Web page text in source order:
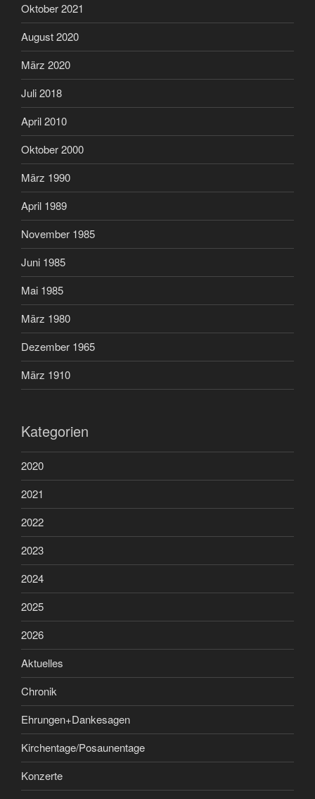
Oktober 2021
August 2020
März 2020
Juli 2018
April 2010
Oktober 2000
März 1990
April 1989
November 1985
Juni 1985
Mai 1985
März 1980
Dezember 1965
März 1910
Kategorien
2020
2021
2022
2023
2024
2025
2026
Aktuelles
Chronik
Ehrungen+Dankesagen
Kirchentage/Posaunentage
Konzerte